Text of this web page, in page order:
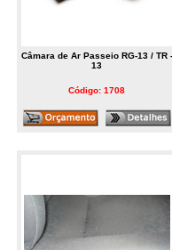
Câmara de Ar Passeio RG-13 / TR -
13
Código: 1708